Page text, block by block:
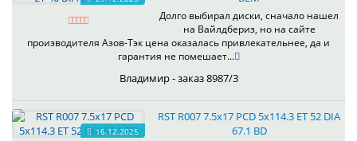
Долго выбирал диски, сначало нашел
на Вайлдбериз, но на сайте
производителя Азов-Тэк цена оказалась привлекательнее, да и
гарантия не помешает...
Владимир - заказ 8987/3
16.12.2025
RST R007 7.5x17 PCD 5x114.3 ET 52 DIA
67.1 BD